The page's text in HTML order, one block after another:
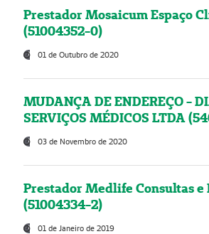
Prestador Mosaicum Espaço
(51004352-0)
01 de Outubro de 2020
MUDANÇA DE ENDEREÇO -
SERVIÇOS MÉDICOS LTDA
03 de Novembro de 2020
Prestador Medlife Consultas e
(51004334-2)
01 de Janeiro de 2019